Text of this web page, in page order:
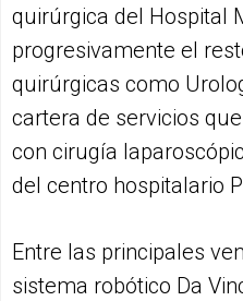
quirúrgica del Hospital
progresivamente el
quirúrgicas como
cartera de servicios
con cirugía
del centro hospitalario
Entre las principales
sistema robótico Da